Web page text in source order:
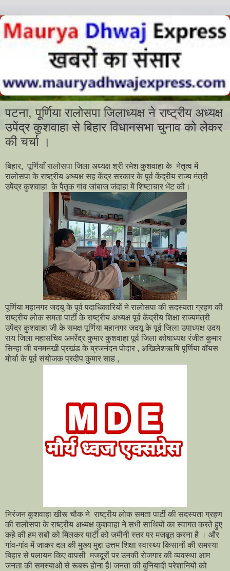
पटना, पूर्णिया रालोसपा जिलाध्यक्ष ने राष्ट्रीय अध्यक्ष
उपेंद्र कुशवाहा से बिहार विधानसभा चुनाव को लेकर
की चर्चा ।
बिहार, पूर्णियाँ रालोसपा जिला अध्यक्ष श्री रमेश कुशवाहा के नेतृत्व में
रालोसपा के राष्ट्रीय अध्यक्ष सह केंद्र सरकार के पूर्व केंद्रीय राज्य मंत्री
उपेंद्र कुशवाहा के पैतृक गांव जांबाज जंदाहा में शिष्टाचार भेंट की।
पूर्णिया महानगर जदयू के पूर्व पदाधिकारियों ने रालोसपा की सदस्यता ग्रहण की
राष्ट्रीय लोक समता पार्टी के राष्ट्रीय अध्यक्ष पूर्व केंद्रीय शिक्षा राज्यमंत्री
उपेंद्र कुशवाहा जी के समक्ष पूर्णिया महानगर जदयू के पूर्व जिला उपाध्यक्ष उदय
राय जिला महासचिव अमरेंद्र कुमार कुशवाहा पूर्व जिला कोषाध्यक्ष रंजीत कुमार
सिन्हा जी बनमनखी प्रखंड के ब्रजनंदन पोदार , अखिलेशऋषि पूर्णिया वॉयस
मोर्चा के पूर्व संयोजक प्रदीप कुमार साह ,
निरंजन कुशवाहा खीरू चौक ने राष्ट्रीय लोक समता पार्टी की सदस्यता ग्रहण
की रालोसपा के राष्ट्रीय अध्यक्ष कुशवाहा ने सभी साथियों का स्वागत करते हुए
कहे की हम सबों को मिलकर पार्टी को जमीनी स्तर पर मजबूत करना है । और
गांव-गांव में जाकर दल की मुख्य मुद्दा उत्तम शिक्षा स्वास्थ्य किसानों की समस्या
बिहार से पलायन किए वापसी मजदूरों पर उनकी रोजगार की व्यवस्था आम
जनता की समस्याओं से रूबरू होना हैl जनता की बुनियादी परेशानियों को